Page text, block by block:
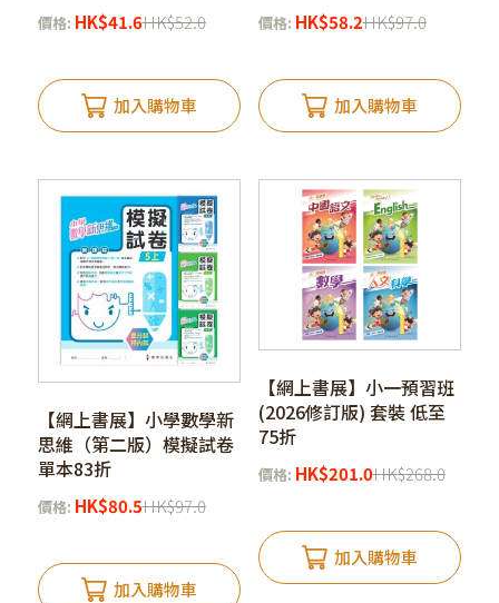
價格: HK$41.6HK$52.0
加入購物車
價格: HK$58.2HK$97.0
加入購物車
【網上書展】小學數學新
思維（第二版）模擬試卷
單本83折
價格: HK$80.5HK$97.0
加入購物車
【網上書展】小一預習班
(2026修訂版) 套裝 低至
75折
價格: HK$201.0HK$268.0
加入購物車